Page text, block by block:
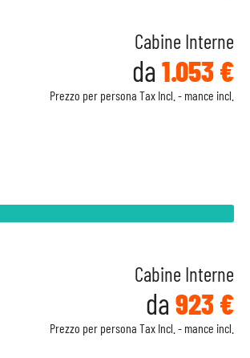
Cabine Interne
da 1.053 €
Prezzo per persona Tax Incl. - mance incl.
Cabine Interne
da 923 €
Prezzo per persona Tax Incl. - mance incl.